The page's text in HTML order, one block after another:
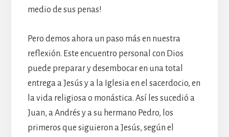
medio de sus penas!
Pero demos ahora un paso más en nuestra
reflexión. Este encuentro personal con Dios
puede preparar y desembocar en una total
entrega a Jesús y a la Iglesia en el sacerdocio, en
la vida religiosa o monástica. Así les sucedió a
Juan, a Andrés y a su hermano Pedro, los
primeros que siguieron a Jesús, según el